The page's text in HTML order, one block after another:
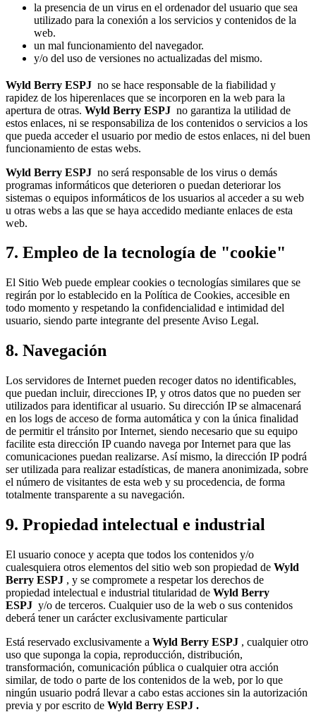
la presencia de un virus en el ordenador del usuario que sea
utilizado para la conexión a los servicios y contenidos de la
web.
un mal funcionamiento del navegador.
y/o del uso de versiones no actualizadas del mismo.
Wyld Berry ESPJ no se hace responsable de la fiabilidad y
rapidez de los hiperenlaces que se incorporen en la web para la
apertura de otras. Wyld Berry ESPJ no garantiza la utilidad de
estos enlaces, ni se responsabiliza de los contenidos o servicios a los
que pueda acceder el usuario por medio de estos enlaces, ni del buen
funcionamiento de estas webs.
Wyld Berry ESPJ no será responsable de los virus o demás
programas informáticos que deterioren o puedan deteriorar los
sistemas o equipos informáticos de los usuarios al acceder a su web
u otras webs a las que se haya accedido mediante enlaces de esta
web.
7. Empleo de la tecnología de "cookie"
El Sitio Web puede emplear cookies o tecnologías similares que se
regirán por lo establecido en la Política de Cookies, accesible en
todo momento y respetando la confidencialidad e intimidad del
usuario, siendo parte integrante del presente Aviso Legal.
8. Navegación
Los servidores de Internet pueden recoger datos no identificables,
que puedan incluir, direcciones IP, y otros datos que no pueden ser
utilizados para identificar al usuario. Su dirección IP se almacenará
en los logs de acceso de forma automática y con la única finalidad
de permitir el tránsito por Internet, siendo necesario que su equipo
facilite esta dirección IP cuando navega por Internet para que las
comunicaciones puedan realizarse. Así mismo, la dirección IP podrá
ser utilizada para realizar estadísticas, de manera anonimizada, sobre
el número de visitantes de esta web y su procedencia, de forma
totalmente transparente a su navegación.
9. Propiedad intelectual e industrial
El usuario conoce y acepta que todos los contenidos y/o
cualesquiera otros elementos del sitio web son propiedad de Wyld
Berry ESPJ , y se compromete a respetar los derechos de
propiedad intelectual e industrial titularidad de Wyld Berry
ESPJ y/o de terceros. Cualquier uso de la web o sus contenidos
deberá tener un carácter exclusivamente particular
Está reservado exclusivamente a Wyld Berry ESPJ , cualquier otro
uso que suponga la copia, reproducción, distribución,
transformación, comunicación pública o cualquier otra acción
similar, de todo o parte de los contenidos de la web, por lo que
ningún usuario podrá llevar a cabo estas acciones sin la autorización
previa y por escrito de Wyld Berry ESPJ .